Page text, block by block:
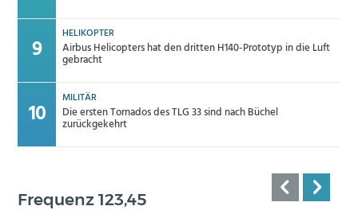
HELIKOPTER
Airbus Helicopters hat den dritten H140-Prototyp in die Luft
gebracht
MILITÄR
Die ersten Tornados des TLG 33 sind nach Büchel
zurückgekehrt
Frequenz 123,45